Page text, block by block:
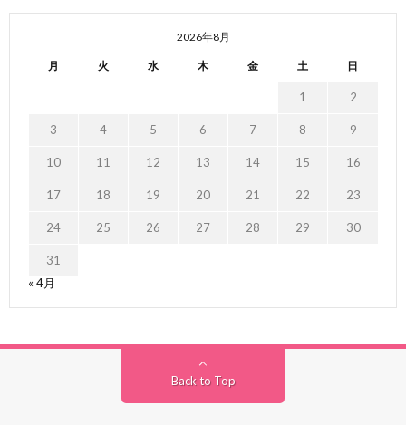
2026年8月
月 火 水 木 金 土 日
1 2
3 4 5 6 7 8 9
10 11 12 13 14 15 16
17 18 19 20 21 22 23
24 25 26 27 28 29 30
31
« 4月
Back to Top